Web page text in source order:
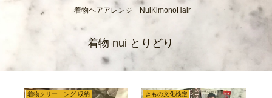
着物ヘアアレンジ NuiKimonoHair
着物 nui とりどり
着物クリーニング 収納 きもの文化検定